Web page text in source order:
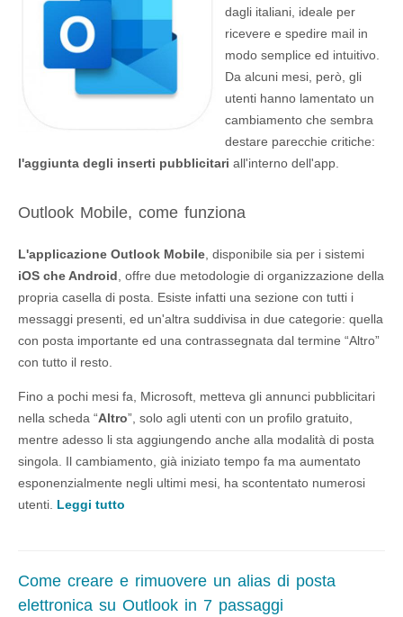
dagli italiani, ideale per
ricevere e spedire mail in
modo semplice ed intuitivo.
Da alcuni mesi, però, gli
utenti hanno lamentato un
cambiamento che sembra
destare parecchie critiche:
l'aggiunta degli inserti pubblicitari all'interno dell'app.
Outlook Mobile, come funziona
L'applicazione Outlook Mobile , disponibile sia per i sistemi
iOS che Android , offre due metodologie di organizzazione della
propria casella di posta. Esiste infatti una sezione con tutti i
messaggi presenti, ed un'altra suddivisa in due categorie: quella
con posta importante ed una contrassegnata dal termine “Altro”
con tutto il resto.
Fino a pochi mesi fa, Microsoft, metteva gli annunci pubblicitari
nella scheda “Altro”, solo agli utenti con un profilo gratuito,
mentre adesso li sta aggiungendo anche alla modalità di posta
singola. Il cambiamento, già iniziato tempo fa ma aumentato
esponenzialmente negli ultimi mesi, ha scontentato numerosi
utenti. Leggi tutto
Come creare e rimuovere un alias di posta
elettronica su Outlook in 7 passaggi